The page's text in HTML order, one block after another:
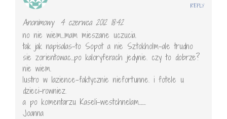
Anonimowy
4 czerwca 2012 18:42
no nie wiem…mam mieszane uczucia.
tak jak napisalas-to Sopot a nie Sztokholm-ale trudno
sie zorientowac…po kaloryferach jedynie. czy to dobrze?
nie wiem.
lustro w lazience-faktycznie niefortunne. i fotele u
dzieci-rowniez.
a po komentarzu Kaseli-westchnelam…….
Joanna
REPLY